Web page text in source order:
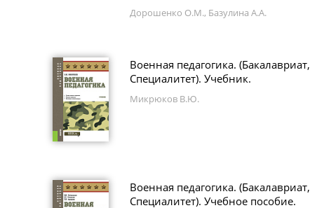
Дорошенко О.М., Базулина А.А.
Военная педагогика. (Бакалавриат,
Специалитет). Учебник.
Микрюков В.Ю.
Военная педагогика. (Бакалавриат,
Специалитет). Учебное пособие.